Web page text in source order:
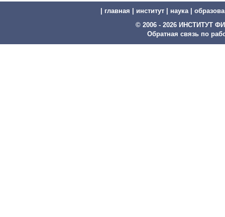
главная институт наука|
© 2006 - 2026 ИНСТИТУТ
Обратная связь по